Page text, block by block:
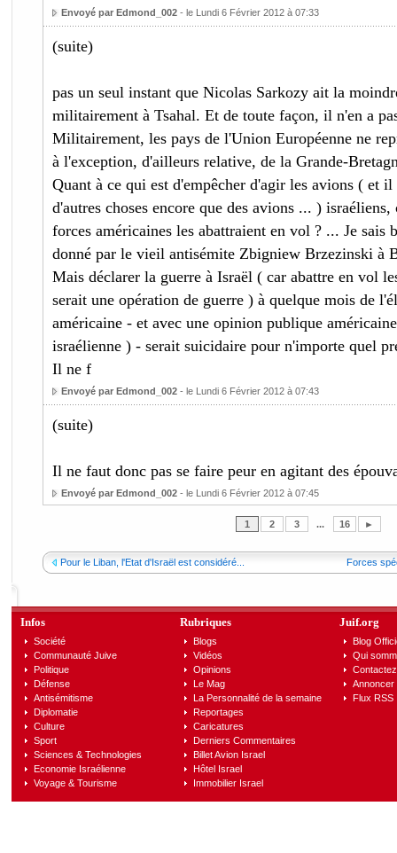
Envoyé par Edmond_002- le Lundi 6 Février 2012 à 07:33
(suite)
pas un seul instant que Nicolas Sarkozy ait la
militairement à Tsahal. Et de toute façon, il n'en a
Militairement, les pays de l'Union Européenne ne
à l'exception, d'ailleurs relative, de la Grande-
Quant à ce qui est d'empêcher d'agir les avions ( et
d'autres choses encore que des avions ... )
forces américaines les abattraient en vol ? ... Je sais
donné par le vieil antisémite Zbigniew Brzezinski à
Mais déclarer la guerre à Israël ( car abattre en vol
serait une opération de guerre ) à quelque mois de
américaine - et avec une opinion publique
israélienne ) - serait suicidaire pour n'importe quel
Il ne f
Envoyé par Edmond_002- le Lundi 6 Février 2012 à 07:43
(suite)
Il ne faut donc pas se faire peur en agitant des
Envoyé par Edmond_002- le Lundi 6 Février 2012 à 07:45
1 2 3 ... 16 ►
Pour le Liban, l'Etat d'Israël est considéré... Forces
Infos
Société
Communauté Juive
Politique
Défense
Antisémitisme
Diplomatie
Culture
Sport
Sciences & Technologies
Economie Israélienne
Voyage & Tourisme
Rubriques
Blogs
Vidéos
Opinions
Le Mag
La Personnalité de la semaine
Reportages
Caricatures
Derniers Commentaires
Billet Avion Israel
Hôtel Israel
Immobilier Israel
Juif.org
Blog
Qui
Annoncer
Flux RSS